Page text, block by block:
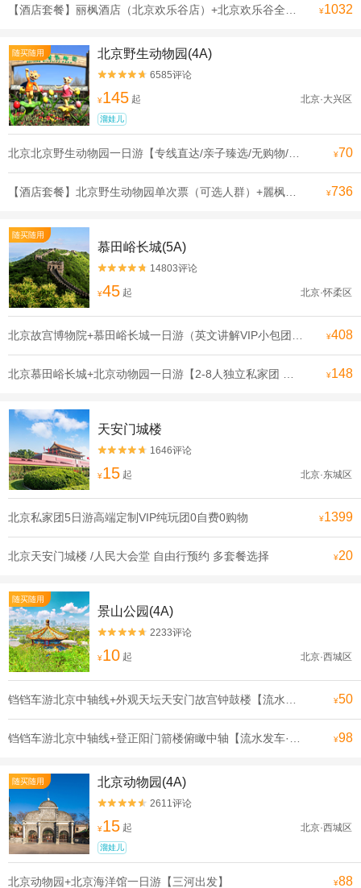
¥1032
随买随用 北京野生动物园(4A)

 6585评论
¥145 起 北京·大兴区
溜娃儿
¥70
¥736
随买随用
慕田峪长城(5A)

 14803评论
¥45 起 北京·怀柔区
¥408
¥148
天安门城楼

 1646评论
¥15 起 北京·东城区
北京私家团5日游高端定制VIP纯玩团0自费0购物 ¥1399
北京天安门城楼 /人民大会堂 自由行预约 多套餐选择 ¥20
随买随用
景山公园(4A)

 2233评论
¥10 起 北京·西城区
¥50
¥98
随买随用 北京动物园(4A)

 2611评论
¥15 起 北京·西城区
溜娃儿
北京动物园+北京海洋馆一日游【三河出发】 ¥88